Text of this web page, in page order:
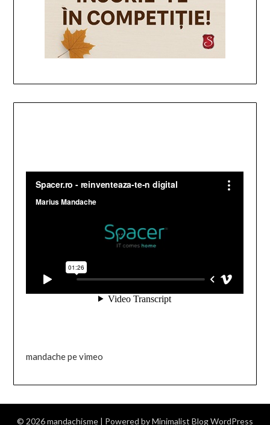
mandache pe vimeo
© 2026 mandachisme | Powered byMinimalist BlogWordPress